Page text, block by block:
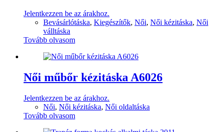
Jelentkezzen be az árakhoz.
Bevásárlótáska, Kiegészítők, Női, Női kézitáska, Női
válltáska
Tovább olvasom
Női műbőr kézitáska A6026
Jelentkezzen be az árakhoz.
Női, Női kézitáska, Női oldaltáska
Tovább olvasom